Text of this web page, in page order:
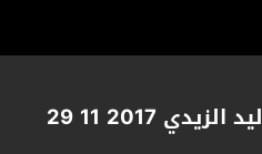
2017 11 29